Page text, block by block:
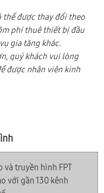
thể được thay đổi theo
phí thuê thiết bị đầu
gia tăng khác.
quý khách vui lòng
được nhân viên kinh
và truyền hình FPT
với gần 130 kênh